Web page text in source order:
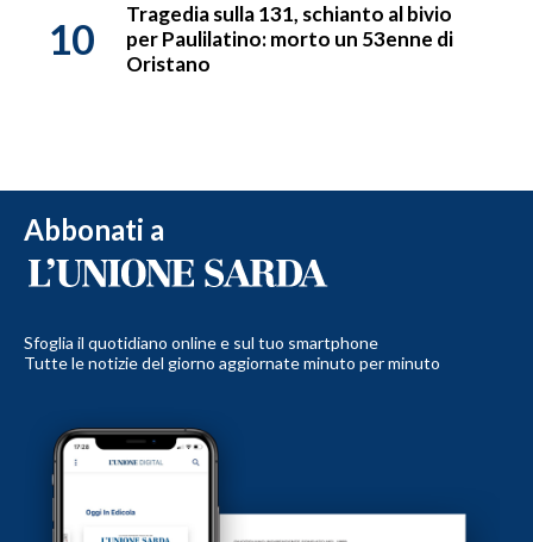
10
Tragedia sulla 131, schianto al bivio
per Paulilatino: morto un 53enne di
Oristano
Abbonati a
Sfoglia il quotidiano online e sul tuo smartphone
Tutte le notizie del giorno aggiornate minuto per minuto